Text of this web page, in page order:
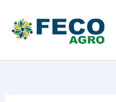
contenido